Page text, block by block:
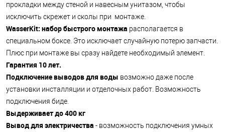
прокладки между стеной и навесным унитазом, чтобы
исключить скрежет и сколы при монтаже.
WasserKit: набор быстрого монтажа располагается в
специальном боксе. Это исключает случайную потерю запчасти.
Плюс при монтаже вы сразу найдете необходимый элемент.
Гарантия 10 лет.
Подключение выводов для воды возможно даже после
установки инсталляции и отделочных работ. Возможность
подключения биде.
Выдерживает до 400 кг
Вывод для электричества - возможность подключения умных